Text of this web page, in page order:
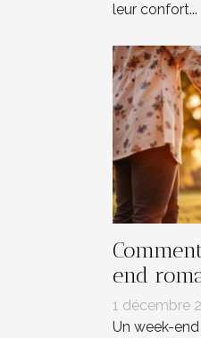
leur confort...
end
1 décembre
Un week-